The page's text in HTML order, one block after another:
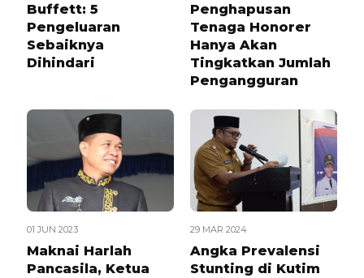
Buffett: 5
Pengeluaran
Sebaiknya
Dihindari
Penghapusan
Tenaga Honorer
Hanya Akan
Tingkatkan Jumlah
Pengangguran
01 JUN 2023
Maknai Harlah
Pancasila, Ketua
29 MAR 2024
Angka Prevalensi
Stunting di Kutim